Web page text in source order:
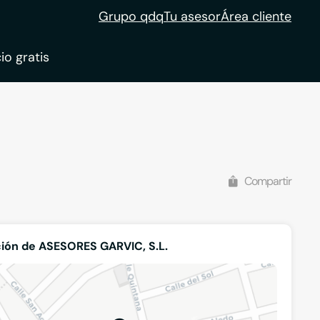
Grupo qdqTu asesorÁrea cliente
gratis
Compartir
de ASESORES GARVIC, S.L.